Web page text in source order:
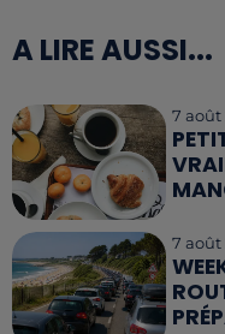
A LIRE AUSSI...
7 août
7 août